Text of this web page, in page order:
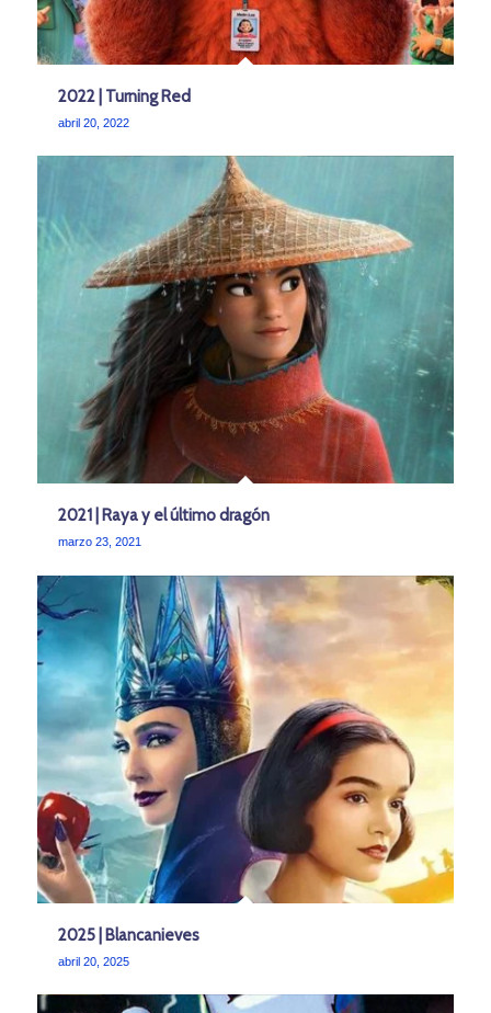
2022 | Turning Red
abril 20, 2022
2021 | Raya y el último dragón
marzo 23, 2021
2025 | Blancanieves
abril 20, 2025